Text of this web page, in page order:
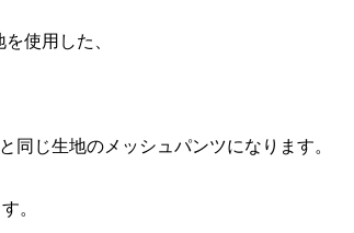
使用した、
じ生地のメッシュパンツになります。
。